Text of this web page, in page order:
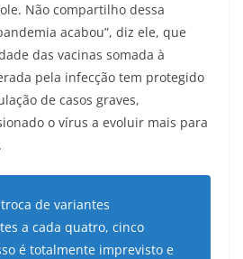
Não compartilho dessa
acabou”, diz ele, que
das vacinas somada à
pela infecção tem protegido
de casos graves,
o vírus a evoluir mais para
de variantes
a cada quatro, cinco
é totalmente imprevisto e